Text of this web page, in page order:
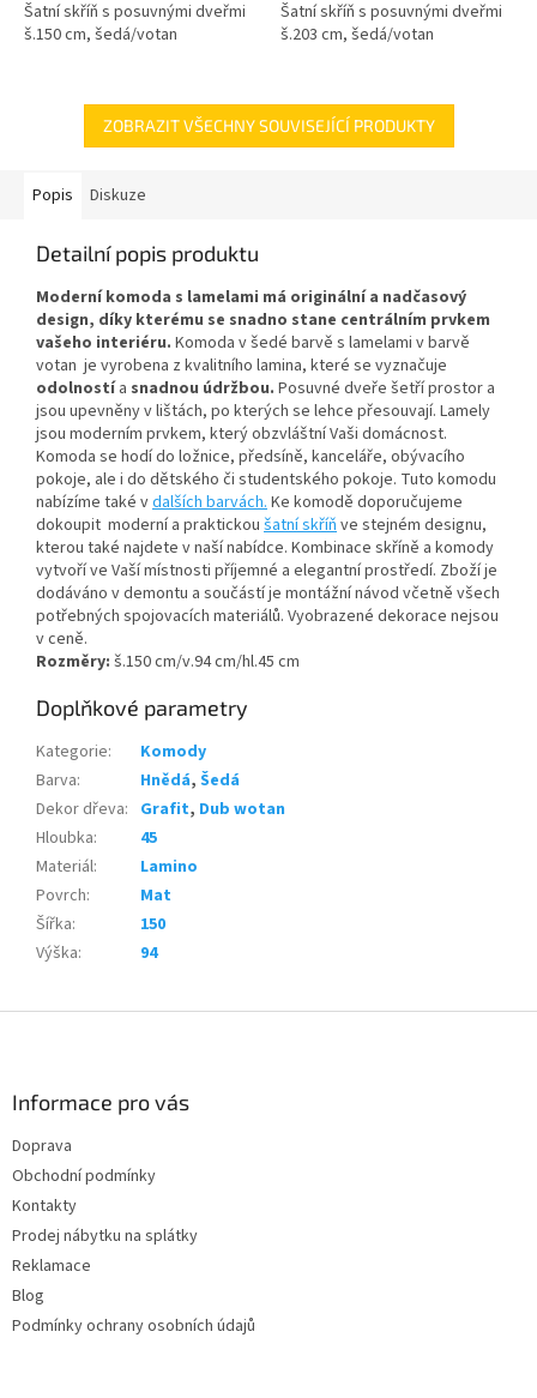
Šatní skříň s posuvnými dveřmi
š.150 cm, šedá/votan
Šatní skříň s posuvnými dveřmi
š.203 cm, šedá/votan
ZOBRAZIT VŠECHNY SOUVISEJÍCÍ PRODUKTY
Popis Diskuze
Detailní popis produktu
Moderní komoda s lamelami má originální a nadčasový
design, díky kterému se snadno stane centrálním prvkem
vašeho interiéru. Komoda v šedé barvě s lamelami v barvě
votan je vyrobena z kvalitního lamina, které se vyznačuje
odolnostía snadnou údržbou. Posuvné dveře šetří prostor a
jsou upevněny v lištách, po kterých se lehce přesouvají. Lamely
jsou moderním prvkem, který obzvláštní Vaši domácnost.
Komoda se hodí do ložnice, předsíně, kanceláře, obývacího
pokoje, ale i do dětského či studentského pokoje. Tuto komodu
nabízíme také vdalších barvách. Ke komodě doporučujeme
dokoupit moderní a praktickou šatní skříň ve stejném designu,
kterou také najdete v naší nabídce. Kombinace skříně a komody
vytvoří ve Vaší místnosti příjemné a elegantní prostředí. Zboží je
dodáváno v demontu a součástí je montážní návod včetně všech
potřebných spojovacích materiálů. Vyobrazené dekorace nejsou
v ceně.
Rozměry: š.150 cm/v.94 cm/hl.45 cm
Doplňkové parametry
Kategorie:
Komody
Barva: Hnědá, Šedá
Dekor dřeva: Grafit, Dub wotan
Hloubka:
45
Materiál:
Lamino
Povrch:
Mat
Šířka:
150
Výška: 94
Informace pro vás
Doprava
Obchodní podmínky
Kontakty
Prodej nábytku na splátky
Reklamace
Blog
Podmínky ochrany osobních údajů